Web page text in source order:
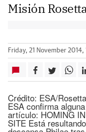
Misión
Friday, 21 November 2014,
Crédito: ESA/
ESA confirma
artículo: HOMING
SITE Está